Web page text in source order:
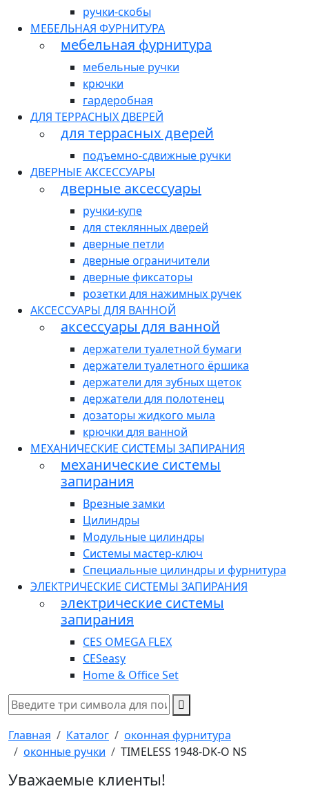
ручки-скобы
МЕБЕЛЬНАЯ ФУРНИТУРА
мебельная фурнитура
мебельные ручки
крючки
гардеробная
ДЛЯ ТЕРРАСНЫХ ДВЕРЕЙ
для террасных дверей
подъемно-сдвижные ручки
ДВЕРНЫЕ АКСЕССУАРЫ
дверные аксессуары
ручки-купе
для стеклянных дверей
дверные петли
дверные ограничители
дверные фиксаторы
розетки для нажимных ручек
АКСЕССУАРЫ ДЛЯ ВАННОЙ
аксессуары для ванной
держатели туалетной бумаги
держатели туалетного ёршика
держатели для зубных щеток
держатели для полотенец
дозаторы жидкого мыла
крючки для ванной
МЕХАНИЧЕСКИЕ СИСТЕМЫ ЗАПИРАНИЯ
механические системы
запирания
Врезные замки
Цилиндры
Модульные цилиндры
Системы мастер-ключ
Специальные цилиндры и фурнитура
ЭЛЕКТРИЧЕСКИЕ СИСТЕМЫ ЗАПИРАНИЯ
электрические системы
запирания
CES OMEGA FLEX
CESeasy
Home & Office Set
Главная Каталог
оконная фурнитура
оконные ручки
TIMELESS 1948-DK-O NS
Уважаемые клиенты!